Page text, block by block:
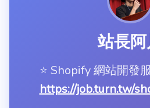
站長阿
⭐️ Shopify 網站開發
https://job.turn.tw/